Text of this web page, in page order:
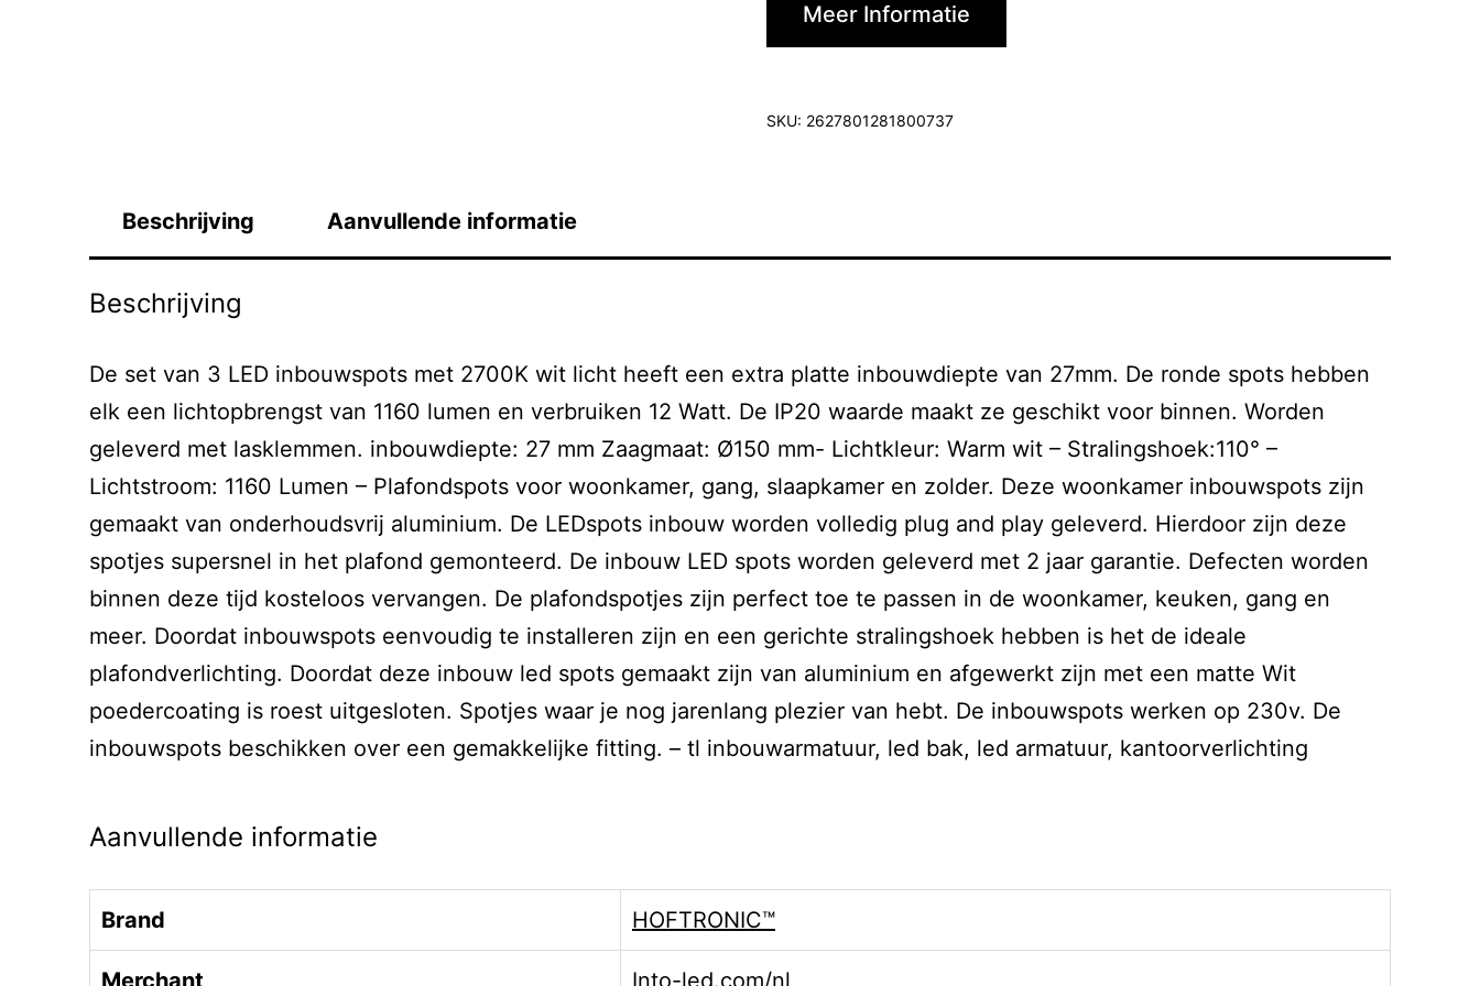
Meer Informatie
SKU: 2627801281800737
Beschrijving Aanvullende informatie
Beschrijving
De set van 3 LED inbouwspots met 2700K wit licht heeft een extra platte inbouwdiepte van 27mm. De ronde spots hebben
elk een lichtopbrengst van 1160 lumen en verbruiken 12 Watt. De IP20 waarde maakt ze geschikt voor binnen. Worden
geleverd met lasklemmen. inbouwdiepte: 27 mm Zaagmaat: Ø150 mm- Lichtkleur: Warm wit – Stralingshoek:110° –
Lichtstroom: 1160 Lumen – Plafondspots voor woonkamer, gang, slaapkamer en zolder. Deze woonkamer inbouwspots zijn
gemaakt van onderhoudsvrij aluminium. De LEDspots inbouw worden volledig plug and play geleverd. Hierdoor zijn deze
spotjes supersnel in het plafond gemonteerd. De inbouw LED spots worden geleverd met 2 jaar garantie. Defecten worden
binnen deze tijd kosteloos vervangen. De plafondspotjes zijn perfect toe te passen in de woonkamer, keuken, gang en
meer. Doordat inbouwspots eenvoudig te installeren zijn en een gerichte stralingshoek hebben is het de ideale
plafondverlichting. Doordat deze inbouw led spots gemaakt zijn van aluminium en afgewerkt zijn met een matte Wit
poedercoating is roest uitgesloten. Spotjes waar je nog jarenlang plezier van hebt. De inbouwspots werken op 230v. De
inbouwspots beschikken over een gemakkelijke fitting. – tl inbouwarmatuur, led bak, led armatuur, kantoorverlichting
Aanvullende informatie
Brand HOFTRONIC™